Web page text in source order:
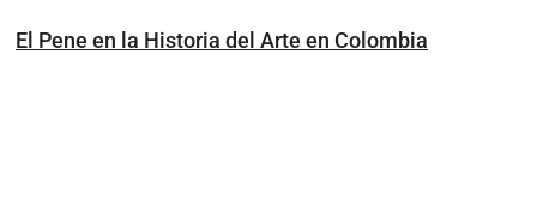
El Pene en la Historia del Arte en Colombia